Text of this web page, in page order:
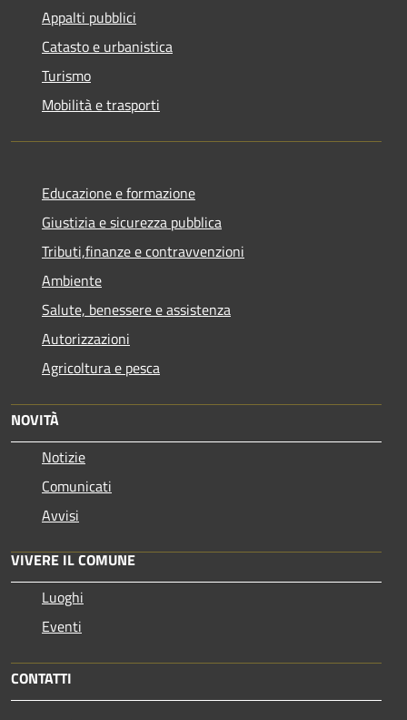
Appalti pubblici
Catasto e urbanistica
Turismo
Mobilità e trasporti
Educazione e formazione
Giustizia e sicurezza pubblica
Tributi,finanze e contravvenzioni
Ambiente
Salute, benessere e assistenza
Autorizzazioni
Agricoltura e pesca
NOVITÀ
Notizie
Comunicati
Avvisi
VIVERE IL COMUNE
Luoghi
Eventi
CONTATTI